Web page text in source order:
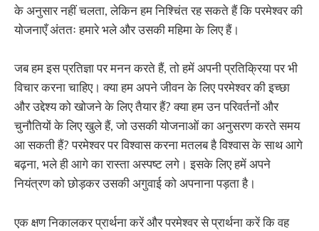
के अनुसार नहीं चलता, लेकिन हम निश्चिंत रह सकते हैं कि परमेश्वर की
योजनाएँ अंततः हमारे भले और उसकी महिमा के लिए हैं।
जब हम इस प्रतिज्ञा पर मनन करते हैं, तो हमें अपनी प्रतिक्रिया पर भी
विचार करना चाहिए। क्या हम अपने जीवन के लिए परमेश्वर की इच्छा
और उद्देश्य को खोजने के लिए तैयार हैं? क्या हम उन परिवर्तनों और
चुनौतियों के लिए खुले हैं, जो उसकी योजनाओं का अनुसरण करते समय
आ सकती हैं? परमेश्वर पर विश्वास करना मतलब है विश्वास के साथ आगे
बढ़ना, भले ही आगे का रास्ता अस्पष्ट लगे। इसके लिए हमें अपने
नियंत्रण को छोड़कर उसकी अगुवाई को अपनाना पड़ता है।
एक क्षण निकालकर प्रार्थना करें और परमेश्वर से प्रार्थना करें कि वह